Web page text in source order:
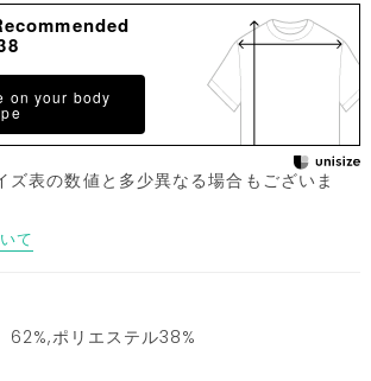
on your body
表の数値と多少異なる場合もございま
て
62%,ポリエステル38%